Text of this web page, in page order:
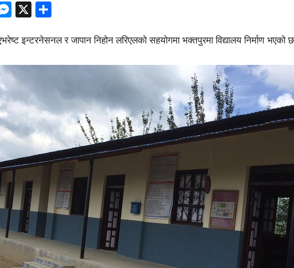
Messenger
X
इन्टरनेसनल र जापान निहोन लरिएलको सहयोगमा भक्तपुरमा विद्यालय निर्माण भएको